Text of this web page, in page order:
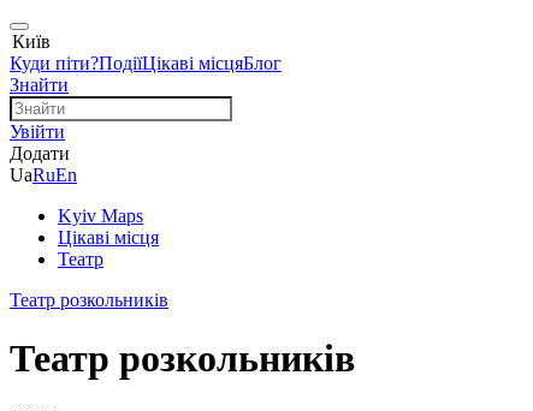
Київ
Куди піти?ПодіїЦікаві місцяБлог
Знайти
Увійти
Додати
UaRuEn
Kyiv Maps
Цікаві місця
Театр
Театр розкольників
Театр розкольників